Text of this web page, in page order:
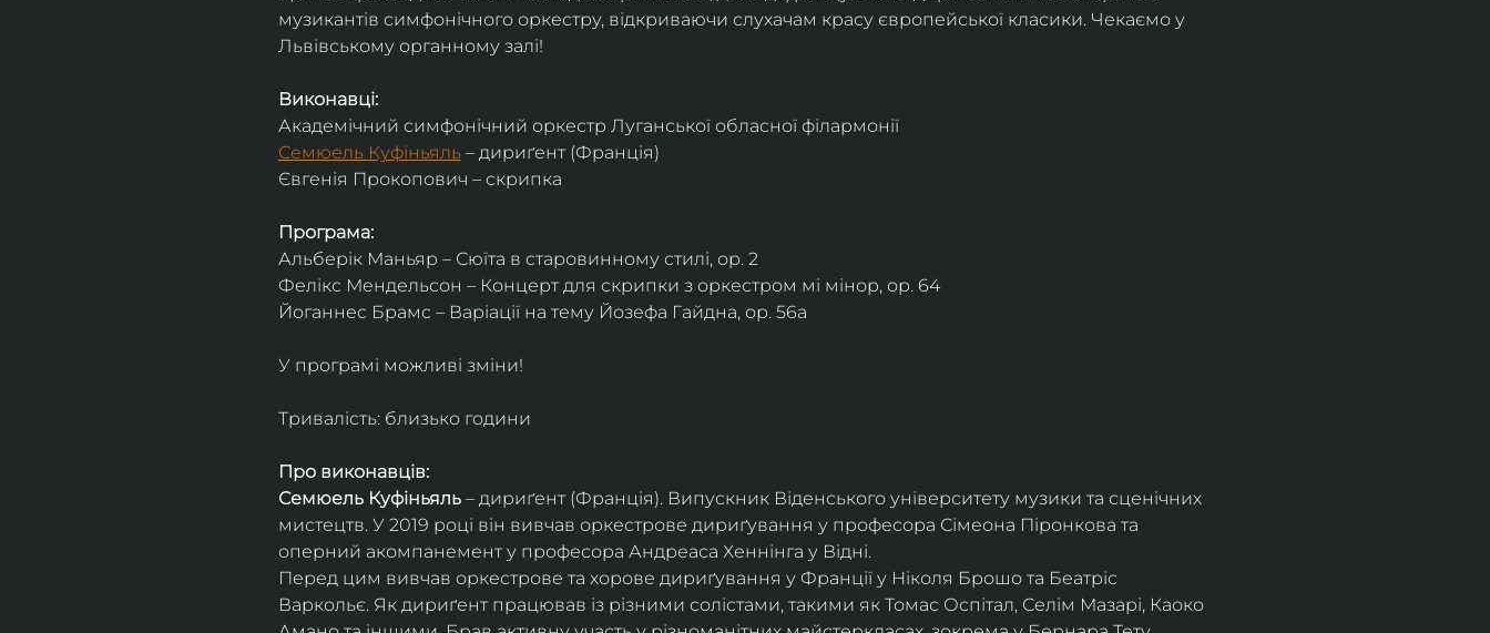
музикантів симфонічного оркестру, відкриваючи слухачам красу європейської класики. Чекаємо у
Львівському органному залі!
Виконавці:
Академічний симфонічний оркестр Луганської обласної філармонії
Семюель Куфіньяль – дириґент (Франція)
Євгенія Прокопович – скрипка
Програма:
Альберік Маньяр – Сюїта в старовинному стилі, ор. 2
Фелікс Мендельсон – Концерт для скрипки з оркестром мі мінор, ор. 64
Йоганнес Брамс – Варіації на тему Йозефа Гайдна, ор. 56a
У програмі можливі зміни!
Тривалість: близько години
Про виконавців:
Семюель Куфіньяль – дириґент (Франція). Випускник Віденського університету музики та сценічних
мистецтв. У 2019 році він вивчав оркестрове дириґування у професора Сімеона Піронкова та
оперний акомпанемент у професора Андреаса Хеннінга у Відні.
Перед цим вивчав оркестрове та хорове дириґування у Франції у Ніколя Брошо та Беатріс
Варкольє. Як дириґент працював із різними солістами, такими як Томас Оспітал, Селім Мазарі, Каоко